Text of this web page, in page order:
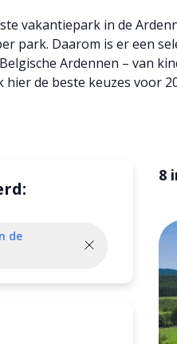
vakantiepark in de
park. Daarom is er een
Ardennen – van
de beste keuzes voor
de
8